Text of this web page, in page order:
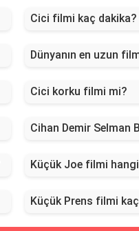
Cici filmi kaç dakika?
Dünyanın en uzun
Cici korku filmi mi?
Cihan Demir Selman
Küçük Joe filmi
Küçük Prens filmi